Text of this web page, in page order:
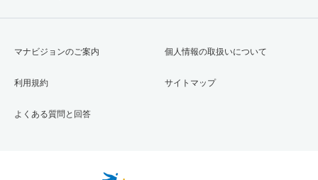
マナビジョンのご案内
利用規約
よくある質問と回答
個人情報の取扱いについて
サイトマップ